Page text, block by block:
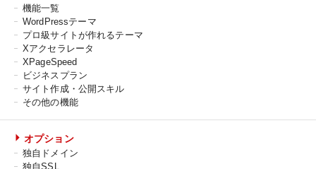
機能一覧
WordPressテーマ
プロ級サイトが作れるテーマ
Xアクセラレータ
XPageSpeed
ビジネスプラン
サイト作成・公開スキル
その他の機能
オプション
独自ドメイン
独自SSL